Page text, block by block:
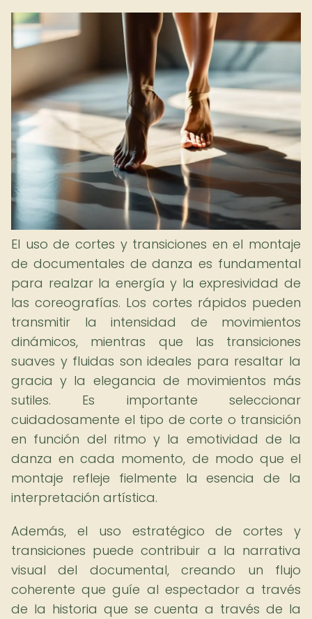
El uso de cortes y transiciones en el montaje
de documentales de danza es fundamental
para realzar la energía y la expresividad de
las coreografías. Los cortes rápidos pueden
transmitir la intensidad de movimientos
dinámicos, mientras que las transiciones
suaves y fluidas son ideales para resaltar la
gracia y la elegancia de movimientos más
sutiles. Es importante seleccionar
cuidadosamente el tipo de corte o transición
en función del ritmo y la emotividad de la
danza en cada momento, de modo que el
montaje refleje fielmente la esencia de la
interpretación artística.
Además, el uso estratégico de cortes y
transiciones puede contribuir a la narrativa
visual del documental, creando un flujo
coherente que guíe al espectador a través
de la historia que se cuenta a través de la